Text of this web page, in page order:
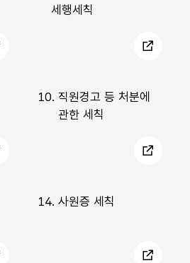
세행세칙
10. 직원경고 등 처분에
관한 세칙
14. 사원증 세칙